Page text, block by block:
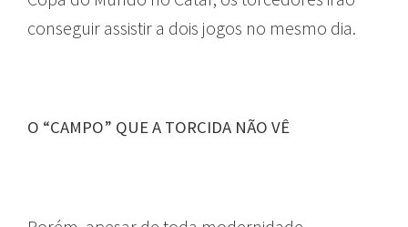
conseguir assistir a dois jogos no mesmo dia.
O “CAMPO” QUE A TORCIDA NÃO VÊ